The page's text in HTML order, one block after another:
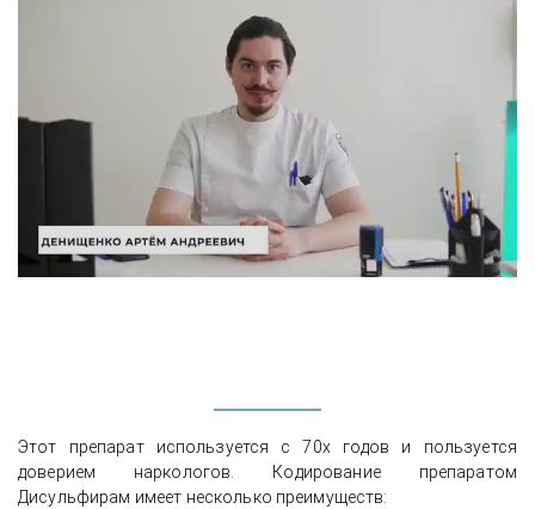
Этот препарат используется с 70х годов и пользуется
доверием наркологов. Кодирование препаратом
Дисульфирам имеет несколько преимуществ: